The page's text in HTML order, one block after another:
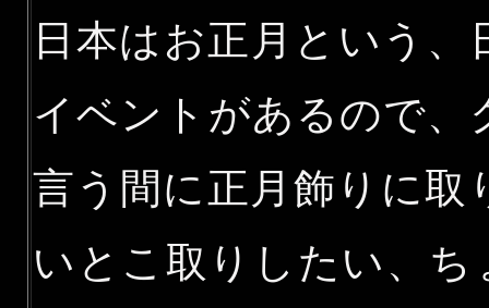
日本はお正月という
イベントがあるので
言う間に正月飾りに取
いとこ取りしたい、